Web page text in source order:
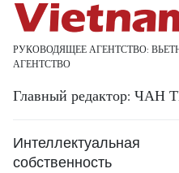
РУКОВОДЯЩЕЕ АГЕНТСТВО:
АГЕНТСТВО
Главный редактор:
Интеллектуальная
собственность